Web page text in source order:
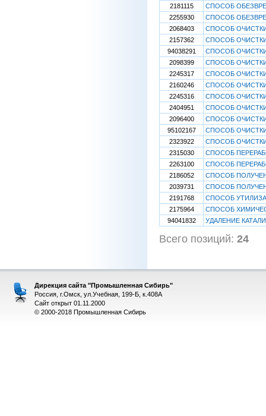
2181115
СПОСОБ
2255930
СПОСОБ
2068403
СПОСОБ
2157362
СПОСОБ
94038291
СПОСОБ
2098399
СПОСОБ
2245317
СПОСОБ
2160246
СПОСОБ
2245316
СПОСОБ
2404951
СПОСОБ
2096400
СПОСОБ
95102167
СПОСОБ
2323922
СПОСОБ
2315030
СПОСОБ
2263100
СПОСОБ
2186052
СПОСОБ
2039731
СПОСОБ
2191768
СПОСОБ
2175964
СПОСОБ
94041832
УДАЛЕНИЕ
Всего позиций: 24
Дирекция сайта "Промышленная Сибирь"
Россия, г.Омск, ул.Учебная, 199-Б, к.408А
Сайт открыт 01.11.2000
© 2000-2018 Промышленная Сибирь